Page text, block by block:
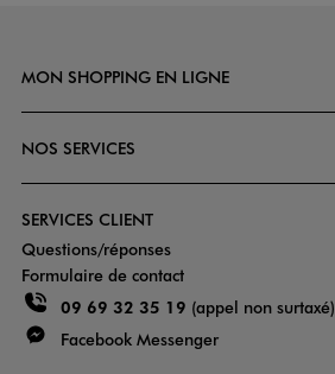
MON SHOPPING EN LIGNE
NOS SERVICES
SERVICES CLIENT
Questions/réponses
Formulaire de contact
09 69 32 35 19 (appel non surtaxé)
Facebook Messenger